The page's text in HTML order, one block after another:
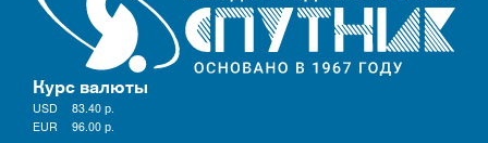
Курс валюты
USD 83.40 р.
EUR
96.00 р.